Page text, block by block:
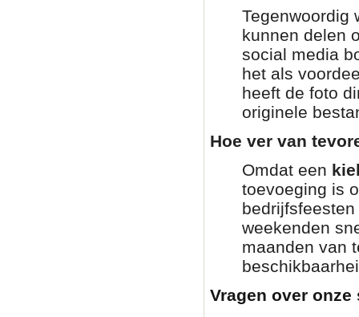
Tegenwoordig
kunnen delen
social media
het als
heeft de foto
originele
Hoe ver van
Omdat een
toevoeging is
weekenden
maanden van
Vragen over onze